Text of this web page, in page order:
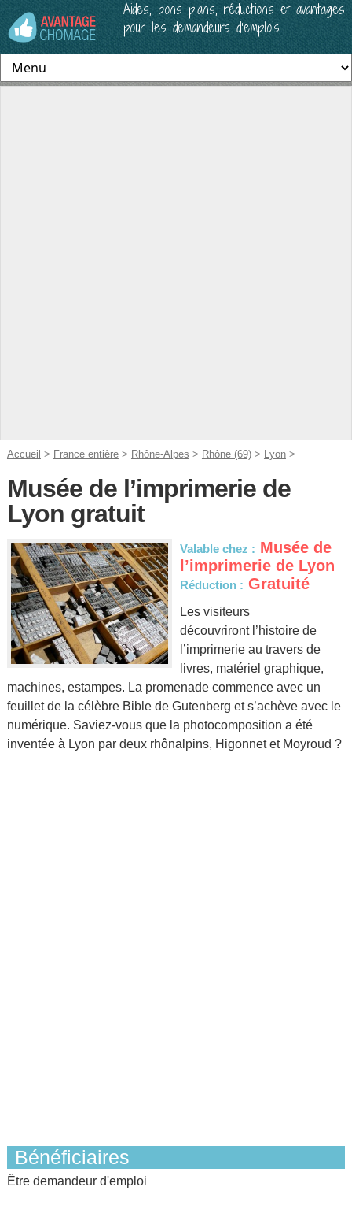
Aides, bons plans, réductions et avantages
pour les demandeurs d’emplois
Accueil > France entière> Rhône-Alpes > Rhône (69)> Lyon>
Musée de l’imprimerie de
Lyon gratuit
Valable chez : Musée de
l’imprimerie de Lyon
Réduction : Gratuité
Les visiteurs
découvriront l’histoire de
l’imprimerie au travers de
livres, matériel graphique,
machines, estampes. La promenade commence avec un
feuillet de la célèbre Bible de Gutenberg et s’achève avec le
numérique. Saviez-vous que la photocomposition a été
inventée à Lyon par deux rhônalpins, Higonnet et Moyroud ?
Bénéficiaires
Être demandeur d'emploi